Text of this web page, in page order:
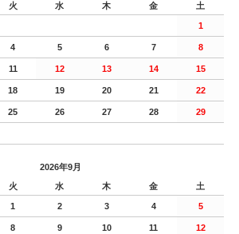
火 水 木 金 土
1
4 5 6 7 8
11 12 13 14 15
18 19 20 21 22
25 26 27 28 29
2026年9月
火 水 木 金 土
1 2 3 4 5
8 9 10 11 12